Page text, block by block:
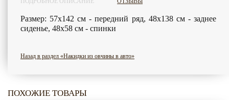
Размер: 57х142 см - передний ряд, 48х138 см - заднее
сиденье, 48х58 см - спинки
Назад в раздел «Накидки из овчины в авто»
ПОХОЖИЕ ТОВАРЫ